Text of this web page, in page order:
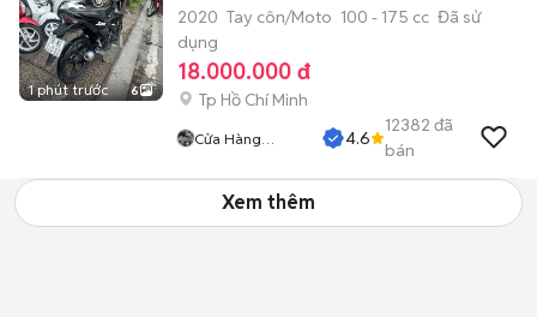
1 phút trước 6
2020 Tay côn/Moto 100 - 175 cc Đã sử
dụng
18.000.000 đ
Tp Hồ Chí Minh
Cửa Hàng
4.6
12382 đã
bán
Xem thêm